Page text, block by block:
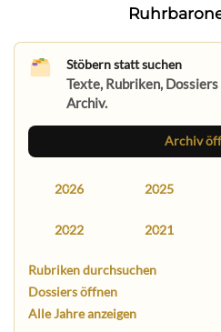
Stöbern statt suchen
Texte, Rubriken,
Archiv.
Archiv
2026 2025
2022 2021
Rubriken durchsuchen
Dossiers öffnen
Alle Jahre anzeigen